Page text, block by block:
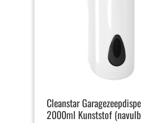
Cleanstar
2000ml Kunststof